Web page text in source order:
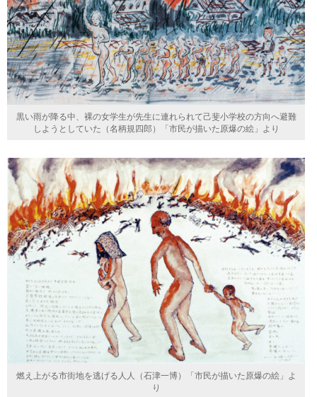
黒い雨が降る中、裸の女学生が先生に連れられて己斐小学校の方向へ避難
しようとしていた（名柄規四郎）「市民が描いた原爆の絵」より
燃え上がる市街地を逃げる人人（石津一博）「市民が描いた原爆の絵」よ
り